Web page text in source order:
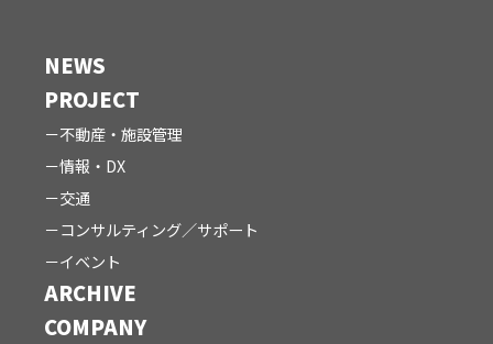
NEWS
PROJECT
不動産・施設管理
情報・DX
交通
コンサルティング／サポート
イベント
ARCHIVE
COMPANY